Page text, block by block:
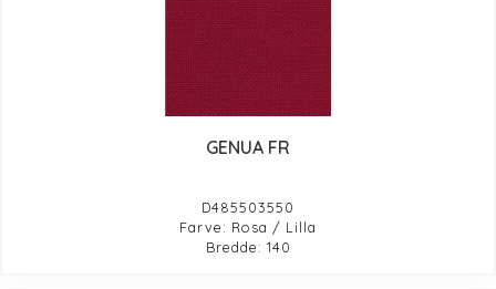
GENUA FR
D485503550
Farve: Rosa / Lilla
Bredde: 140